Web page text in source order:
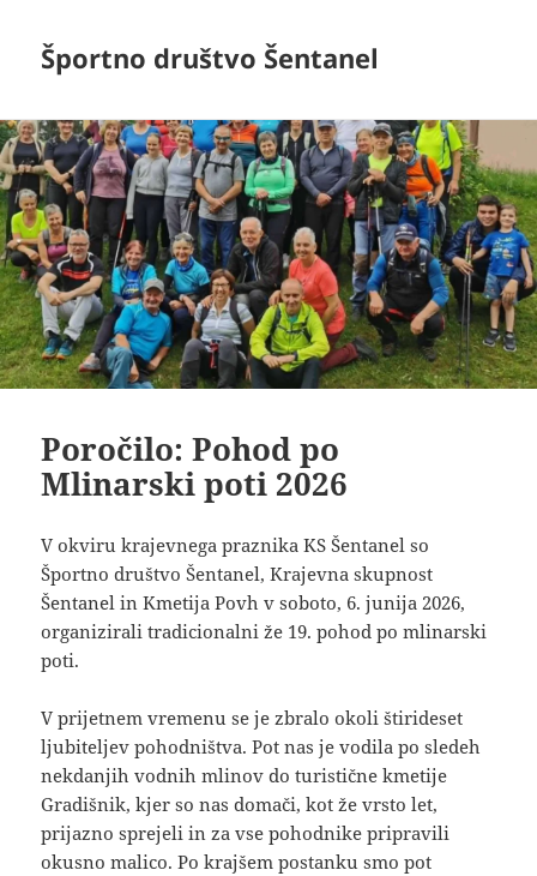
Športno društvo Šentanel
Poročilo: Pohod po
Mlinarski poti 2026
V okviru krajevnega praznika KS Šentanel so
Športno društvo Šentanel, Krajevna skupnost
Šentanel in Kmetija Povh v soboto, 6. junija 2026,
organizirali tradicionalni že 19. pohod po mlinarski
poti.
V prijetnem vremenu se je zbralo okoli štirideset
ljubiteljev pohodništva. Pot nas je vodila po sledeh
nekdanjih vodnih mlinov do turistične kmetije
Gradišnik, kjer so nas domači, kot že vrsto let,
prijazno sprejeli in za vse pohodnike pripravili
okusno malico. Po krajšem postanku smo pot